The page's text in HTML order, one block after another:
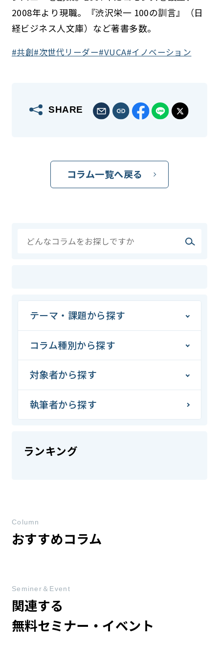
2008年より現職。『渋沢栄一 100の訓言』（日
経ビジネス人文庫）など著書多数。
共創 次世代リーダー VUCA イノベーション
SHARE
コラム一覧へ戻る
テーマ・課題から探す
コラム種別から探す
対象者から探す
執筆者から探す
ランキング
おすすめコラム
Column
関連する
無料セミナー・イベント
Seminer＆Event